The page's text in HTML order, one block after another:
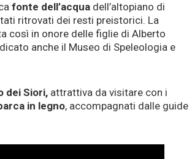
fonte dell’acqua dell’altopiano di
ritrovati dei resti preistorici. La
così in onore delle figlie di Alberto
anche il Museo di Speleologia e
dei Siori, attrattiva da visitare con i
in legno, accompagnati dalle guide